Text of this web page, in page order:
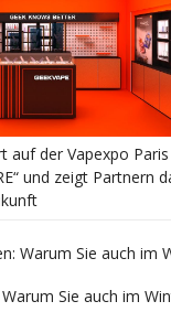
auf der Vapexpo
und zeigt Partnern
Sie auch im